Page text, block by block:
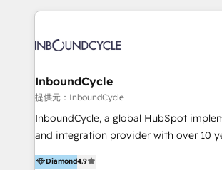
プレート構築（CMS Hub） -顧客ライフ
義・構築（Marketing Hub） -営業パイプ
（Salesforce,SanSan,freeeなどとのデー
スト公開・ブラウザチェック -本番公開、
ー・マニュアル作成 -運用支援開始 ーー
ーーーーーーーーーーーーーーーーーーーーー
ハブワンにお気軽にご相談ください。
織構築
aidons nos clients à générer plus de
sommes une agence d’Inbound
InboundCycle
提供元：InboundCycle
InboundCycle, a global HubSpot
and integration provider with over 10
experience, serves businesses in
Diamond4.9